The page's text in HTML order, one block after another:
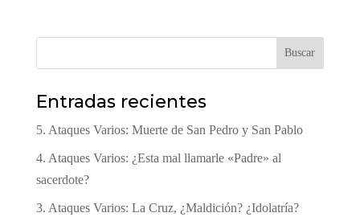
Buscar
Entradas recientes
5. Ataques Varios: Muerte de San Pedro y San Pablo
4. Ataques Varios: ¿Esta mal llamarle «Padre» al
sacerdote?
3. Ataques Varios: La Cruz, ¿Maldición? ¿Idolatría?